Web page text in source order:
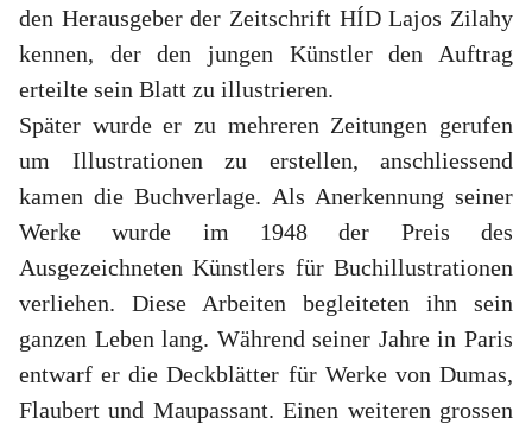
den Herausgeber der Zeitschrift HÍD Lajos Zilahy
kennen, der den jungen Künstler den Auftrag
erteilte sein Blatt zu illustrieren.
Später wurde er zu mehreren Zeitungen gerufen
um Illustrationen zu erstellen, anschliessend
kamen die Buchverlage. Als Anerkennung seiner
Werke wurde im 1948 der Preis des
Ausgezeichneten Künstlers für Buchillustrationen
verliehen. Diese Arbeiten begleiteten ihn sein
ganzen Leben lang. Während seiner Jahre in Paris
entwarf er die Deckblätter für Werke von Dumas,
Flaubert und Maupassant. Einen weiteren grossen